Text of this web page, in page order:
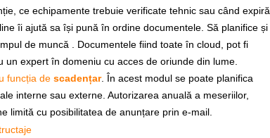
ce echipamente trebuie verificate tehnic sau când expiră
îi ajută sa își pună în ordine documentele. Să planifice și
de muncă . Documentele fiind toate în cloud, pot fi
expert în domeniu cu acces de oriunde din lume.
funcția de scadențar. În acest modul se poate planifica
interne sau externe. Autorizarea anuală a meseriilor,
limită cu posibilitatea de anunțare prin e-mail.